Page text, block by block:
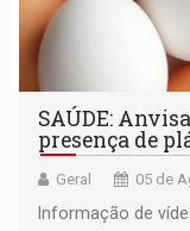
SAÚDE:
presença de
Geral 05 de
Informação de